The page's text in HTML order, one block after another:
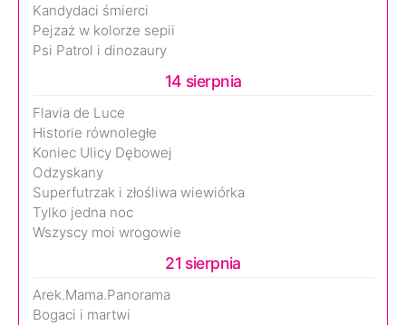
Kandydaci śmierci
Pejzaż w kolorze sepii
Psi Patrol i dinozaury
14 sierpnia
Flavia de Luce
Historie równoległe
Koniec Ulicy Dębowej
Odzyskany
Superfutrzak i złośliwa wiewiórka
Tylko jedna noc
Wszyscy moi wrogowie
21 sierpnia
Arek.Mama.Panorama
Bogaci i martwi